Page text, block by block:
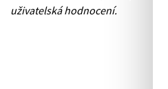
uživatelská hodnocení.